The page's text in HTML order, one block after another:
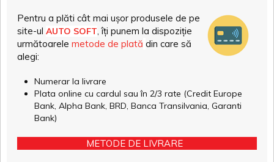
Pentru a plăti cât mai ușor produsele de pe
site-ul AUTO SOFT, îți punem la dispoziție
următoarele metode de plată din care să
alegi:
Numerar la livrare
Plata online cu cardul sau în 2/3 rate (Credit Europe
Bank, Alpha Bank, BRD, Banca Transilvania, Garanti
Bank)
METODE DE LIVRARE